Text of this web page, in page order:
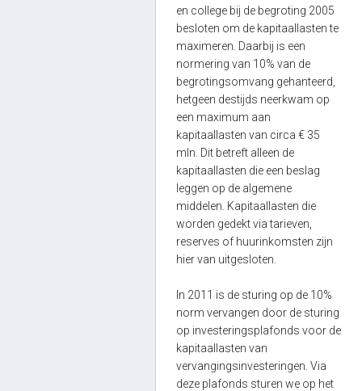
en college bij de begroting 2005
besloten om de kapitaallasten te
maximeren. Daarbij is een
normering van 10% van de
begrotingsomvang gehanteerd,
hetgeen destijds neerkwam op
een maximum aan
kapitaallasten van circa € 35
mln. Dit betreft alleen de
kapitaallasten die een beslag
leggen op de algemene
middelen. Kapitaallasten die
worden gedekt via tarieven,
reserves of huurinkomsten zijn
hier van uitgesloten.
In 2011 is de sturing op de 10%
norm vervangen door de sturing
op investeringsplafonds voor de
kapitaallasten van
vervangingsinvesteringen. Via
deze plafonds sturen we op het